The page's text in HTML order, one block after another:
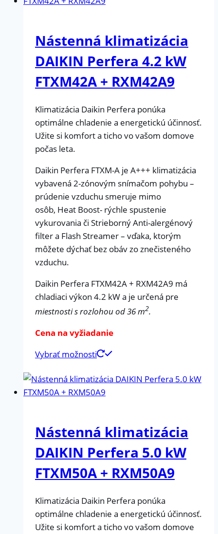
Nástenná klimatizácia
DAIKIN Perfera 4.2 kW
FTXM42A + RXM42A9
Klimatizácia Daikin Perfera ponúka
optimálne chladenie a energetickú účinnosť.
Užite si komfort a ticho vo vašom domove
počas leta.
Daikin Perfera FTXM-A je A+++ klimatizácia
vybavená 2-zónovým snímačom pohybu –
prúdenie vzduchu smeruje mimo
osôb, Heat Boost- rýchle spustenie
vykurovania či Strieborný Anti-alergénový
filter a Flash Streamer – vďaka, ktorým
môžete dýchať bez obáv zo znečisteného
vzduchu.
Daikin Perfera FTXM42A + RXM42A9 má
chladiaci výkon 4.2 kW a je určená pre
miestnosti s rozlohou od 36 m2.
Cena na vyžiadanie
Vybrať možnosti
Nástenná klimatizácia
DAIKIN Perfera 5.0 kW
FTXM50A + RXM50A9
Klimatizácia Daikin Perfera ponúka
optimálne chladenie a energetickú účinnosť.
Užite si komfort a ticho vo vašom domove